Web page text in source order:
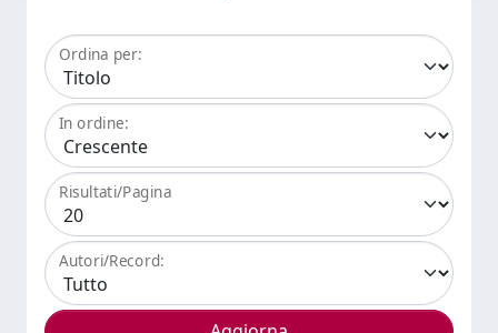
Ordina per:
In ordine:
Risultati/Pagina
Autori/Record: